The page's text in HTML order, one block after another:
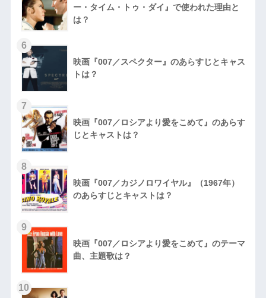
ー・タイム・トゥ・ダイ』で使われた理由と
は？
6
映画『007／スペクター』のあらすじとキャス
トは？
7
映画『007／ロシアより愛をこめて』のあらす
じとキャストは？
8
映画『007／カジノロワイヤル』（1967年）
のあらすじとキャストは？
9
映画『007／ロシアより愛をこめて』のテーマ
曲、主題歌は？
10